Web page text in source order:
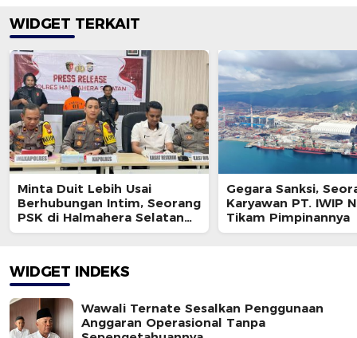
WIDGET TERKAIT
Minta Duit Lebih Usai
Berhubungan Intim, Seorang
PSK di Halmahera Selatan
Tewas Ditusuk
Gegara Sanksi,
Karyawan PT. IWIP
Tikam Pimpinannya
WIDGET INDEKS
Wawali Ternate Sesalkan Penggunaan
Anggaran Operasional Tanpa